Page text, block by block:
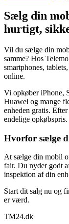
Sælg din
hurtigt,
Vil du sælge din
samme? Hos
smartphones,
online.
Vi opkøber iPhone,
Huawei og mange
enheden gratis.
endelige opkøbspris.
Hvorfor sælge
At sælge din mobil
fair. Du nyder godt
inspektion af din
Start dit salg nu og
er værd.
TM24.dk